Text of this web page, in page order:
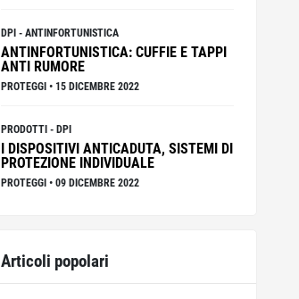
DPI -ANTINFORTUNISTICA
ANTINFORTUNISTICA: CUFFIE E TAPPI
ANTI RUMORE
PROTEGGI • 15 DICEMBRE 2022
PRODOTTI - DPI
I DISPOSITIVI ANTICADUTA, SISTEMI DI
PROTEZIONE INDIVIDUALE
PROTEGGI • 09 DICEMBRE 2022
Articoli popolari